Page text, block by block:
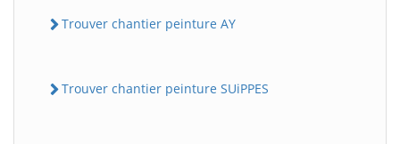
Trouver chantier peinture AY
Trouver chantier peinture SUiPPES